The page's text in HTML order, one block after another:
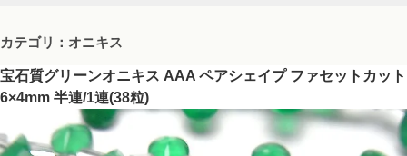
カテゴリ：オニキス
宝石質グリーンオニキス AAA ペアシェイプ ファセットカット
6×4mm 半連/1連(38粒)